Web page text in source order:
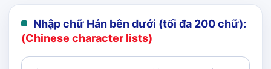
Nhập chữ Hán bên dưới (tối đa 200 chữ):
(Chinese character lists)